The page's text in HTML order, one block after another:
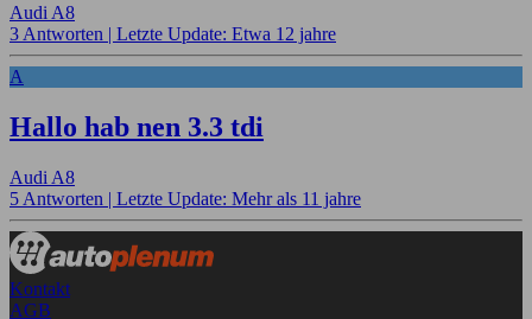
Audi A8
3 Antworten | Letzte Update: Etwa 12 jahre
A
Hallo hab nen 3.3 tdi
Audi A8
5 Antworten | Letzte Update: Mehr als 11 jahre
Kontakt
AGB